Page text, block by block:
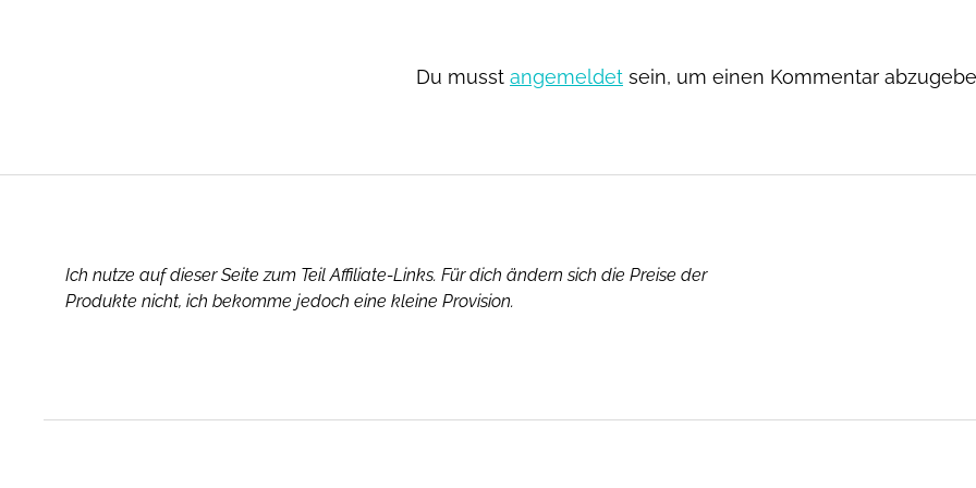
Du musst angemeldet sein, um einen Kommentar
Ich nutze auf dieser Seite zum Teil Affiliate-Links. Für dich ändern sich die Preise der
Produkte nicht, ich bekomme jedoch eine kleine Provision.